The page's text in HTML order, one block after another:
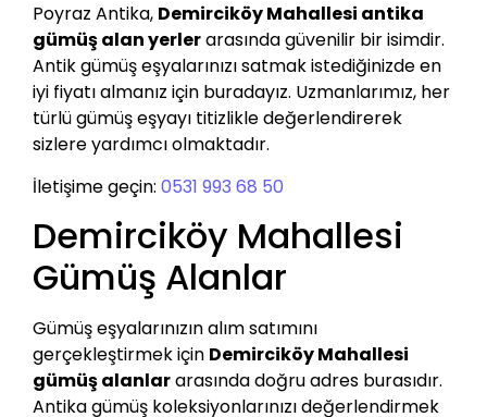
Poyraz Antika, Demirciköy Mahallesi antika
gümüş alan yerlerarasında güvenilir bir isimdir.
Antik gümüş eşyalarınızı satmak istediğinizde en
iyi fiyatı almanız için buradayız. Uzmanlarımız, her
türlü gümüş eşyayı titizlikle değerlendirerek
sizlere yardımcı olmaktadır.
İletişime geçin: 0531 993 68 50
Demirciköy Mahallesi
Gümüş Alanlar
Gümüş eşyalarınızın alım satımını
gerçekleştirmek için Demirciköy Mahallesi
gümüş alanlararasında doğru adres burasıdır.
Antika gümüş koleksiyonlarınızı değerlendirmek